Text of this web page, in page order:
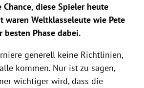
Chance, diese Spieler heute
waren Weltklasseleute wie Pete
besten Phase dabei.
generell keine Richtlinien,
kommen. Nur ist zu sagen,
wichtiger wird, dass die